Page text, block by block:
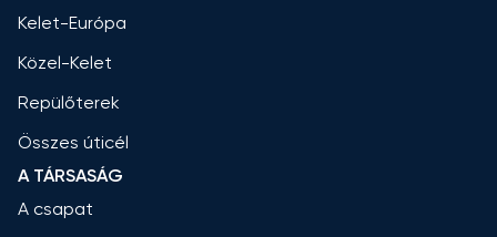
Kelet-Európa
Közel-Kelet
Repülőterek
Összes úticél
A TÁRSASÁG
A csapat